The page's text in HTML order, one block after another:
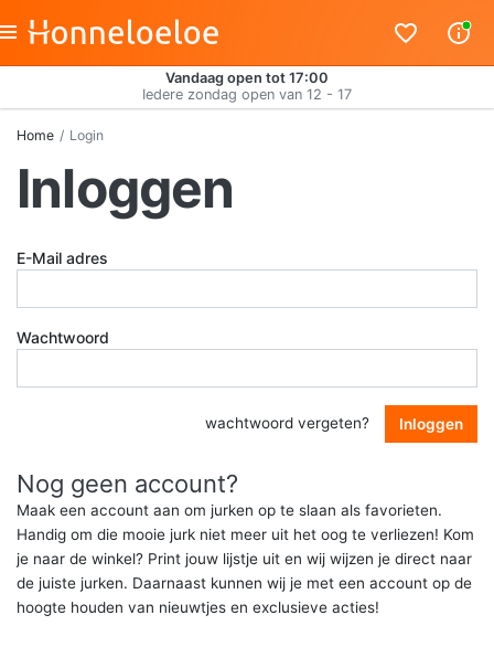
Vandaag open tot 17:00
Iedere zondag open van 12 - 17
Home Login
Inloggen
E-Mail adres
Wachtwoord
wachtwoord vergeten? Inloggen
Nog geen account?
Maak een account aan om jurken op te slaan als favorieten.
Handig om die mooie jurk niet meer uit het oog te verliezen! Kom
je naar de winkel? Print jouw lijstje uit en wij wijzen je direct naar
de juiste jurken. Daarnaast kunnen wij je met een account op de
hoogte houden van nieuwtjes en exclusieve acties!